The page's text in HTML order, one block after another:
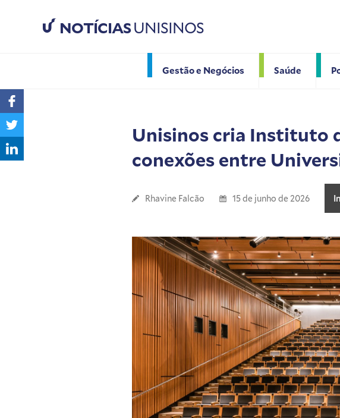
NOTÍCIASUNISINOS
Gestão e Negócios Saúde
Unisinos cria Instituto
conexões entre
Rhavine Falcão 15 de junho de 2026